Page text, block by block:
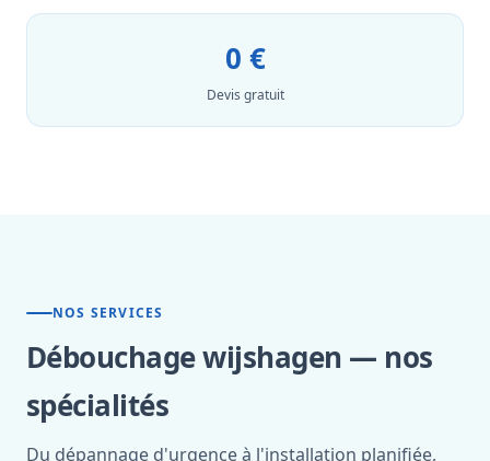
0 €
Devis gratuit
NOS SERVICES
Débouchage wijshagen — nos
spécialités
Du dépannage d'urgence à l'installation planifiée,